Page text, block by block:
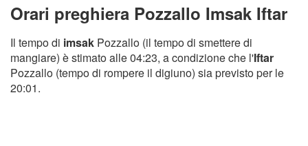
Orari preghiera Pozzallo Imsak Iftar
Il tempo di imsak Pozzallo (il tempo di smettere di
mangiare) è stimato alle 04:23, a condizione che l'Iftar
Pozzallo (tempo di rompere il digiuno) sia previsto per le
20:01.